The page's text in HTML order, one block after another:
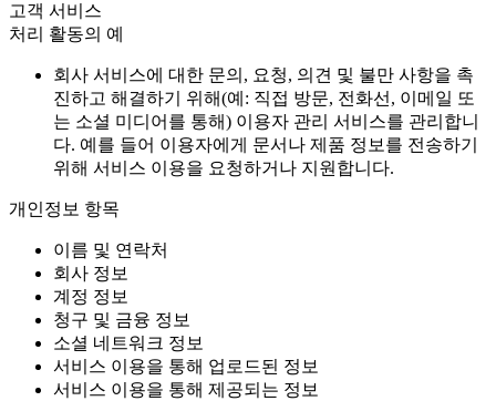
고객 서비스
처리 활동의 예
회사 서비스에 대한 문의, 요청, 의견 및 불만 사항을 촉
진하고 해결하기 위해(예: 직접 방문, 전화선, 이메일 또
는 소셜 미디어를 통해) 이용자 관리 서비스를 관리합니
다. 예를 들어 이용자에게 문서나 제품 정보를 전송하기
위해 서비스 이용을 요청하거나 지원합니다.
개인정보 항목
이름 및 연락처
회사 정보
계정 정보
청구 및 금융 정보
소셜 네트워크 정보
서비스 이용을 통해 업로드된 정보
서비스 이용을 통해 제공되는 정보